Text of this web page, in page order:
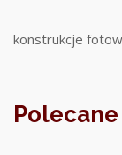
konstrukcje